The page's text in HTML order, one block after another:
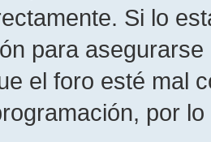
Si lo
para
el foro esté mal
por